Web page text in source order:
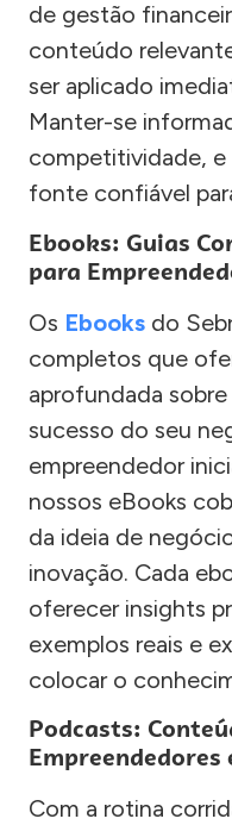
de gestão
conteúdo
ser aplicado
Manter-se
competitividade, e
fonte confiável
Ebooks: Guias
para
Os Ebooks do
completos que
aprofundada
sucesso do seu
empreendedor
nossos eBooks
da ideia de
inovação. Cada
oferecer insights
exemplos reais e
colocar o
Podcasts:
Com a rotina